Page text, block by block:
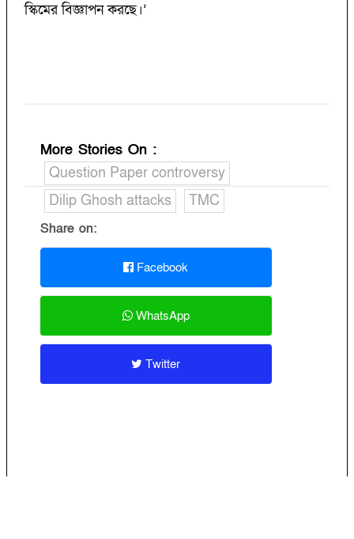
স্কিমের বিজ্ঞাপন করছে।’
More Stories On :
Question Paper controversy
Dilip Ghosh attacks
TMC
Share on:
Facebook
WhatsApp
Twitter